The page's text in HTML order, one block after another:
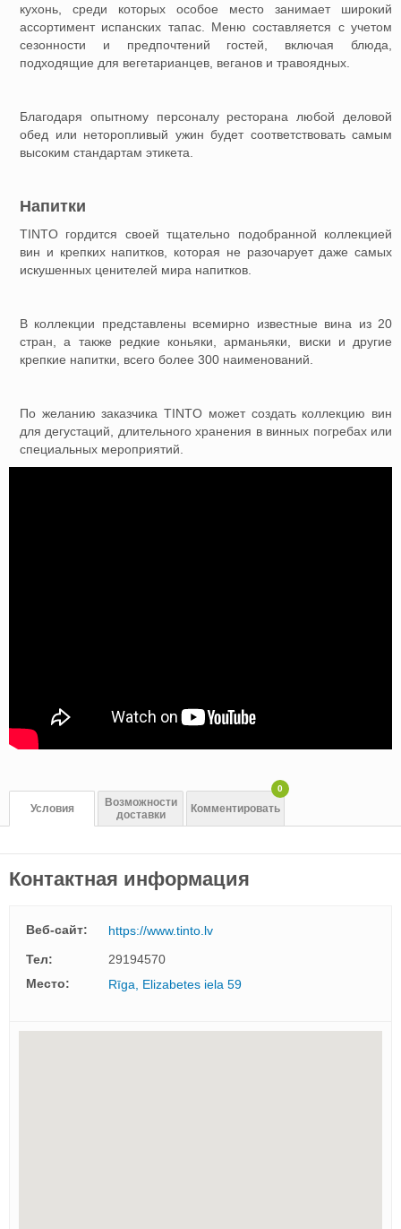
кухонь, среди которых особое место занимает широкий
ассортимент испанских тапас. Меню составляется с учетом
сезонности и предпочтений гостей, включая блюда,
подходящие для вегетарианцев, веганов и травоядных.
Благодаря опытному персоналу ресторана любой деловой
обед или неторопливый ужин будет соответствовать самым
высоким стандартам этикета.
Напитки
TINTO гордится своей тщательно подобранной коллекцией
вин и крепких напитков, которая не разочарует даже самых
искушенных ценителей мира напитков.
В коллекции представлены всемирно известные вина из 20
стран, а также редкие коньяки, арманьяки, виски и другие
крепкие напитки, всего более 300 наименований.
По желанию заказчика TINTO может создать коллекцию вин
для дегустаций, длительного хранения в винных погребах или
специальных мероприятий.
Условия
Возможности
доставки
Комментировать
0
Контактная информация
Веб-сайт:
https://www.tinto.lv
Тел:
29194570
Mесто:
Rīga, Elizabetes iela 59